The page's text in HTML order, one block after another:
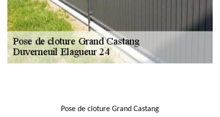
Pose de cloture Grand Castang